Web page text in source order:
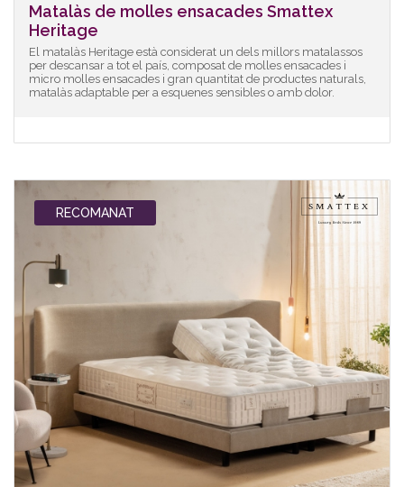
Matalàs de molles ensacades Smattex
Heritage
El matalàs Heritage està considerat un dels millors matalassos
per descansar a tot el país, composat de molles ensacades i
micro molles ensacades i gran quantitat de productes naturals,
matalàs adaptable per a esquenes sensibles o amb dolor.
RECOMANAT